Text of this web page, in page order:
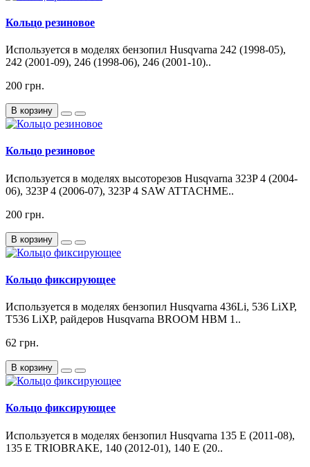
Кольцо резиновое
Используется в моделях бензопил Husqvarna 242 (1998-05),
242 (2001-09), 246 (1998-06), 246 (2001-10)..
200 грн.
В корзину
Кольцо резиновое
Используется в моделях высоторезов Husqvarna 323P 4 (2004-
06), 323P 4 (2006-07), 323P 4 SAW ATTACHME..
200 грн.
В корзину
Кольцо фиксирующее
Используется в моделях бензопил Husqvarna 436Li, 536 LiXP,
T536 LiXP, райдеров Husqvarna BROOM HBM 1..
62 грн.
В корзину
Кольцо фиксирующее
Используется в моделях бензопил Husqvarna 135 E (2011-08),
135 E TRIOBRAKE, 140 (2012-01), 140 E (20..